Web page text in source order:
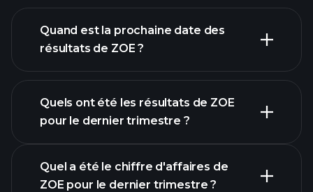
finances de
ZOE
Quand est la prochaine date des
résultats de ZOE ?
Calendrier des résultats
Quels ont été les résultats de ZOE
pour le dernier trimestre ?
Quel a été le chiffre d'affaires de
ZOE pour le dernier trimestre ?